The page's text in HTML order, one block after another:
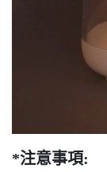
*注意事項: